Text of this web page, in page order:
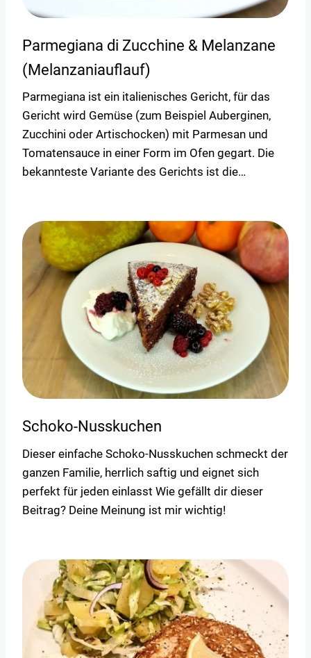
Parmegiana di Zucchine & Melanzane
(Melanzaniauflauf)
Parmegiana ist ein italienisches Gericht, für das
Gericht wird Gemüse (zum Beispiel Auberginen,
Zucchini oder Artischocken) mit Parmesan und
Tomatensauce in einer Form im Ofen gegart. Die
bekannteste Variante des Gerichts ist die…
Schoko-Nusskuchen
Dieser einfache Schoko-Nusskuchen schmeckt der
ganzen Familie, herrlich saftig und eignet sich
perfekt für jeden einlasst Wie gefällt dir dieser
Beitrag? Deine Meinung ist mir wichtig!